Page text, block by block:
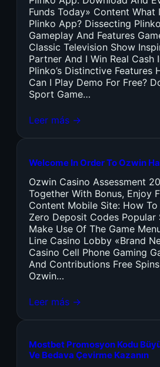
Funds Today» Content What
Plinko App? Dissecting
Gameplay And Features
Classic Television Show
Partner And I Win Real Cash
Plinko’s Distinctive Features
Can I Play Demo For Free?
Sport Game…
Leer más →
Welcome In Order To Ozwin
Ozwin Casino Assessment
Together With Bonus, Enjoy
Content Mobile Site: How To
Zero Deposit Codes Popular
Make Use Of The Game
Line Casino Lobby «Brand
Casino Cell Phone Gaming
And Contributions Free
Ozwin…
Leer más →
Mostbet Promosyon Kodu
Ve Bedava Çevirme Kazanın